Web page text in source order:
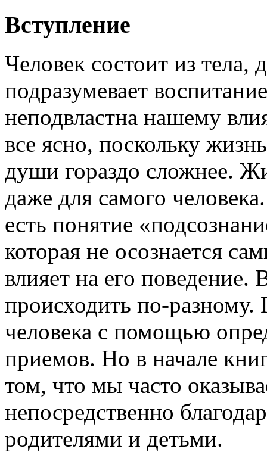
Вступление
Человек состоит из
подразумевает
неподвластна нашему
все ясно, поскольку
души гораздо сложнее.
даже для самого
есть понятие
которая не осознается
влияет на его
происходить по-разному.
человека с помощью
приемов. Но в начале
том, что мы часто
непосредственно
родителями и детьми.